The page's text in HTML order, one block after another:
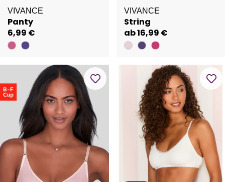
VIVANCE
Panty
6,99 €
VIVANCE
String
ab 16,99 €